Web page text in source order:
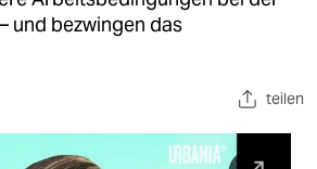
und bezwingen das
teilen